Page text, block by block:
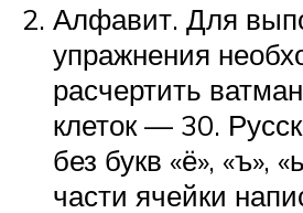
Алфавит. Для
упражнения
расчертить
клеток — 30.
без букв «ё», «ъ»,
части ячейки